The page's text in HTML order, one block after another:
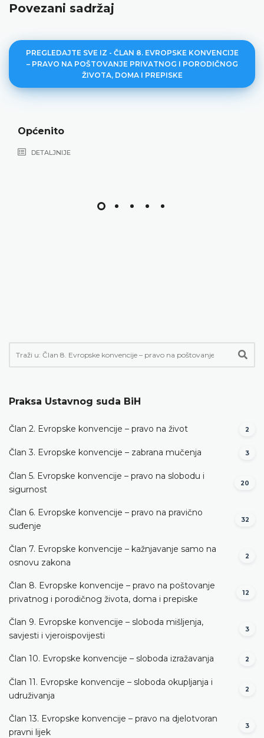
Povezani sadržaj
PREGLEDAJTE SVE IZ - ČLAN 8. EVROPSKE KONVENCIJE
– PRAVO NA POŠTOVANJE PRIVATNOG I PORODIČNOG
ŽIVOTA, DOMA I PREPISKE
DETALJNIJE
Praksa Ustavnog suda BiH
Član 2. Evropske konvencije – pravo na život 2
Član 3. Evropske konvencije – zabrana mučenja 3
Član 5. Evropske konvencije – pravo na slobodu i
sigurnost
20
Član 6. Evropske konvencije – pravo na pravično
suđenje
32
Član 7. Evropske konvencije – kažnjavanje samo na
osnovu zakona
2
Član 8. Evropske konvencije – pravo na poštovanje
privatnog i porodičnog života, doma i prepiske
12
Član 9. Evropske konvencije – sloboda mišljenja,
savjesti i vjeroispovijesti
3
Član 10. Evropske konvencije – sloboda izražavanja 2
Član 11. Evropske konvencije – sloboda okupljanja i
udruživanja
2
Član 13. Evropske konvencije – pravo na djelotvoran
pravni lijek
3